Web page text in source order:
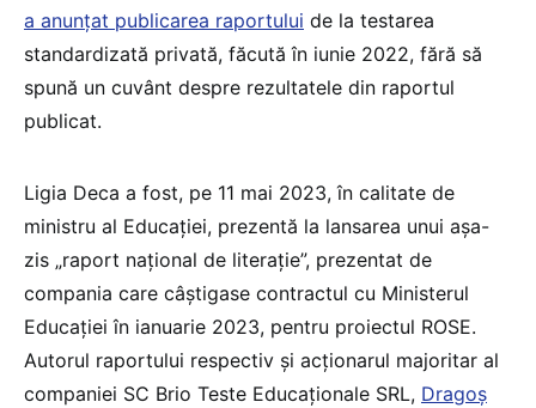
a anunțat publicarea raportului de la testarea
standardizată privată, făcută în iunie 2022, fără să
spună un cuvânt despre rezultatele din raportul
publicat.
Ligia Deca a fost, pe 11 mai 2023, în calitate de
ministru al Educației, prezentă la lansarea unui așa-
zis „raport național de literație”, prezentat de
compania care câștigase contractul cu Ministerul
Educației în ianuarie 2023, pentru proiectul ROSE.
Autorul raportului respectiv și acționarul majoritar al
companiei SC Brio Teste Educaționale SRL, Dragoș